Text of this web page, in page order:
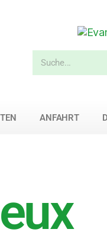
ANFAHRT